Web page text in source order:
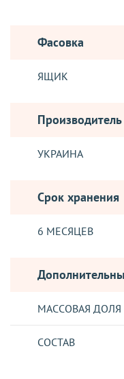
Фасовка
ЯЩИК
Производитель
УКРАИНА
Срок хранения
6 МЕСЯЦЕВ
МАССОВАЯ ДОЛЯ
СОСТАВ